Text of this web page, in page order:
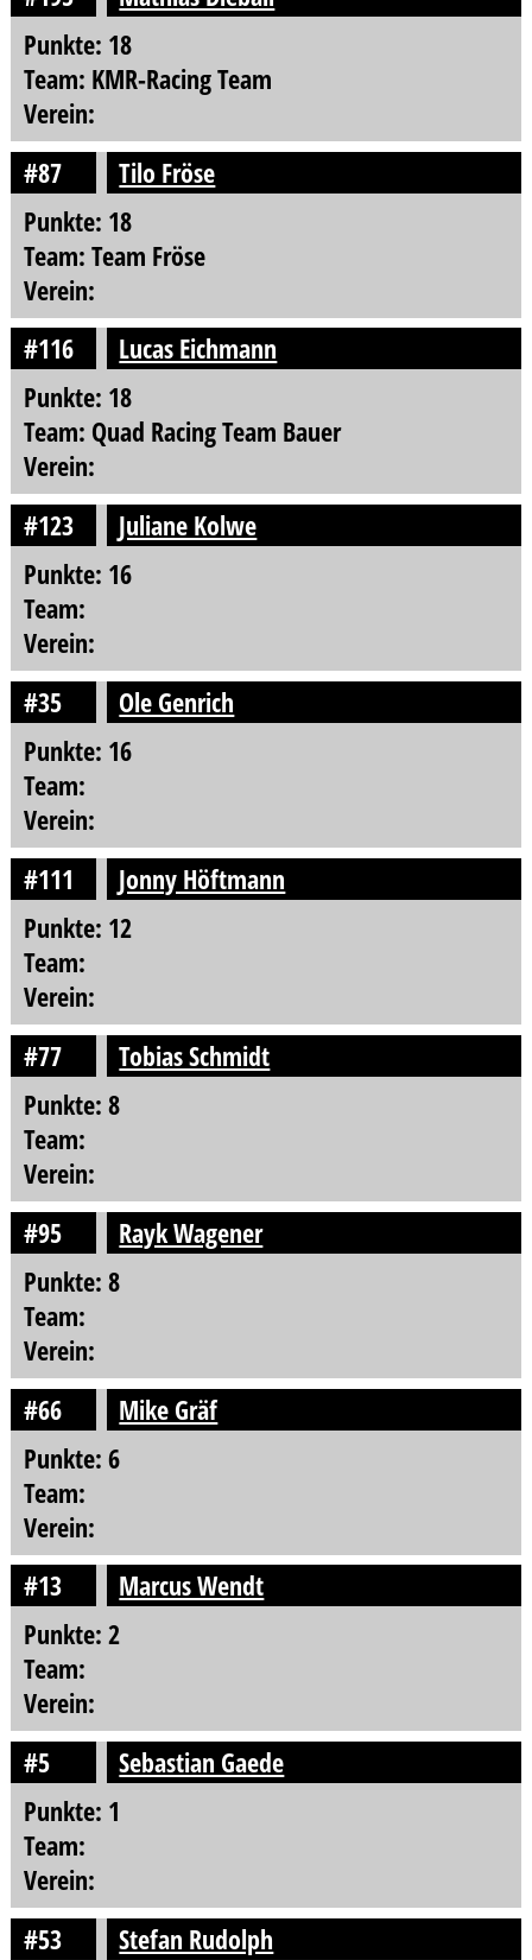
Punkte: 18
Team: KMR-Racing Team
Verein:
#87
Tilo Fröse
Punkte: 18
Team: Team Fröse
Verein:
#116
Lucas Eichmann
Punkte: 18
Team: Quad Racing Team Bauer
Verein:
#123
Juliane Kolwe
Punkte: 16
Team:
Verein:
#35
Ole Genrich
Punkte: 16
Team:
Verein:
#111
Jonny Höftmann
Punkte: 12
Team:
Verein:
#77
Tobias Schmidt
Punkte: 8
Team:
Verein:
#95
Rayk Wagener
Punkte: 8
Team:
Verein:
#66
Mike Gräf
Punkte: 6
Team:
Verein:
#13
Marcus Wendt
Punkte: 2
Team:
Verein:
#5
Sebastian Gaede
Punkte: 1
Team:
Verein:
#53
Stefan Rudolph